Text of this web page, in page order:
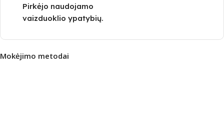
Pirkėjo naudojamo
vaizduoklio ypatybių.
Mokėjimo metodai